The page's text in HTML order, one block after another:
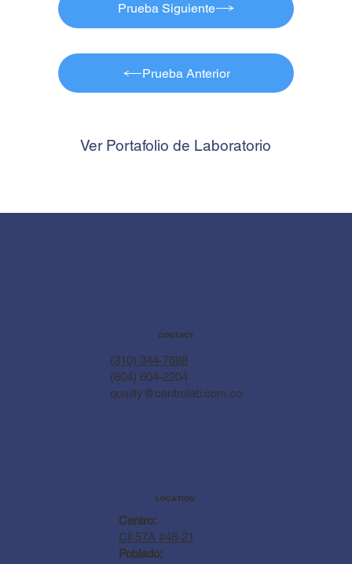
Prueba Anterior
Ver Portafolio de Laboratorio
Prueba Siguiente
CONTACT
(310) 344-7688
(604) 604-2204
quality@centrolab.com.co
LOCATION
Centro:
Cll 57A #48-21
Poblado: